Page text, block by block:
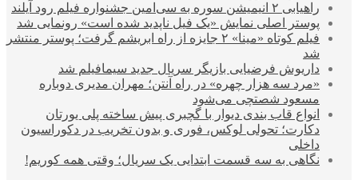
راهیابی ۲ انیمیشن سوره به سی‌امین جشنواره فیلم رود آیلند
پوستر اصلی نمایش «یک فیل ناپدید شده است» رونمایی شد
فیلم کوتاه «مینا» ۲ جایزه از راه ابریشم گرفت؛ پوستر منتشر
شد
داریوش فرضیایی بازیگر سریال جدید سیمافیلم شد
«مرد سه هزار چهره» در راه آنتن؛ مهران مدیری دوباره
مسعود شصتچی می‌شود
انواع قاب بندی دیوار با گچبری پیش ساخته پلی یورتان
دکارت؛ تحولی لوکس، فوری و بدون تخریب در دکوراسیون
داخلی
نگاهی به سه قسمت ابتدایی یک سریال؛ وقتی همه کوریم!